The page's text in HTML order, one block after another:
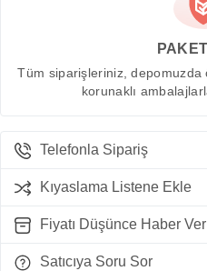
Tüm siparişleriniz, depomuzda
korunaklı
Telefonla Sipariş
Kıyaslama Listene Ekle
Fiyatı Düşünce Haber Ver
Satıcıya Soru Sor